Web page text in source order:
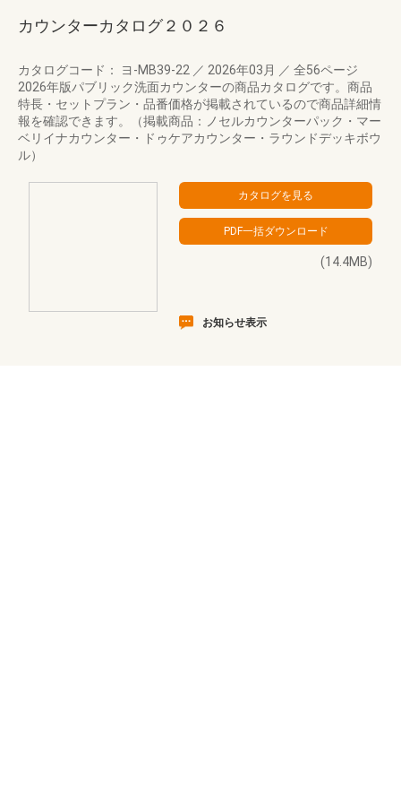
カウンターカタログ２０２６
カタログコード： ヨ-MB39-22 ／ 2026年03月 ／ 全56ページ
2026年版パブリック洗面カウンターの商品カタログです。商品
特長・セットプラン・品番価格が掲載されているので商品詳細情
報を確認できます。（掲載商品：ノセルカウンターパック・マー
ベリイナカウンター・ドゥケアカウンター・ラウンドデッキボウ
ル）
(14.4MB)
お知らせ表示